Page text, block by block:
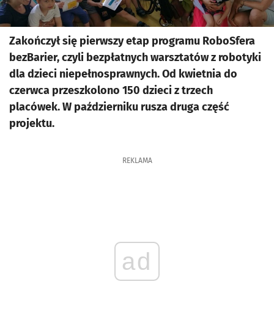
Zakończył się pierwszy etap programu RoboSfera
bezBarier, czyli bezpłatnych warsztatów z robotyki
dla dzieci niepełnosprawnych. Od kwietnia do
czerwca przeszkolono 150 dzieci z trzech
placówek. W październiku rusza druga część
projektu.
REKLAMA
ad